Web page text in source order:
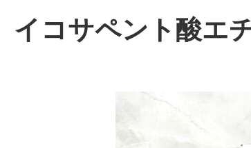
イコサペント酸エ